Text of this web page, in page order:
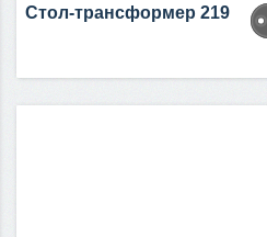
Стол-трансформер 219